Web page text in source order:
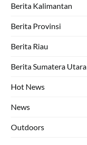
Berita Kalimantan
Berita Provinsi
Berita Riau
Berita Sumatera Utara
Hot News
News
Outdoors